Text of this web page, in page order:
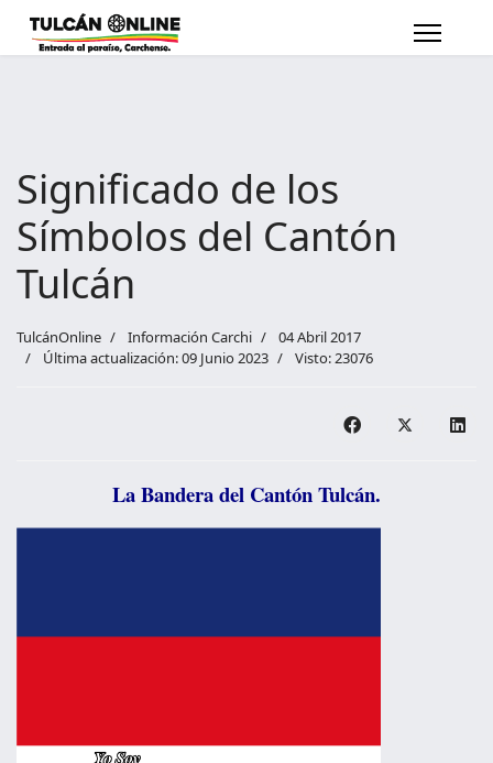
Significado de los
Símbolos del Cantón
Tulcán
TulcánOnline Información Carchi
04 Abril 2017
Última actualización: 09 Junio 2023
Visto: 23076
La Bandera del Cantón Tulcán.